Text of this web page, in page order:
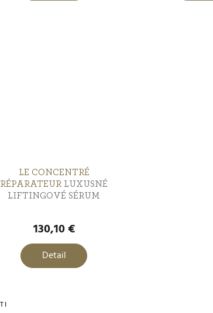
LE CONCENTRÉ
RÉPARATEUR LUXUSNÉ
LIFTINGOVÉ SÉRUM
130,10 €
Detail